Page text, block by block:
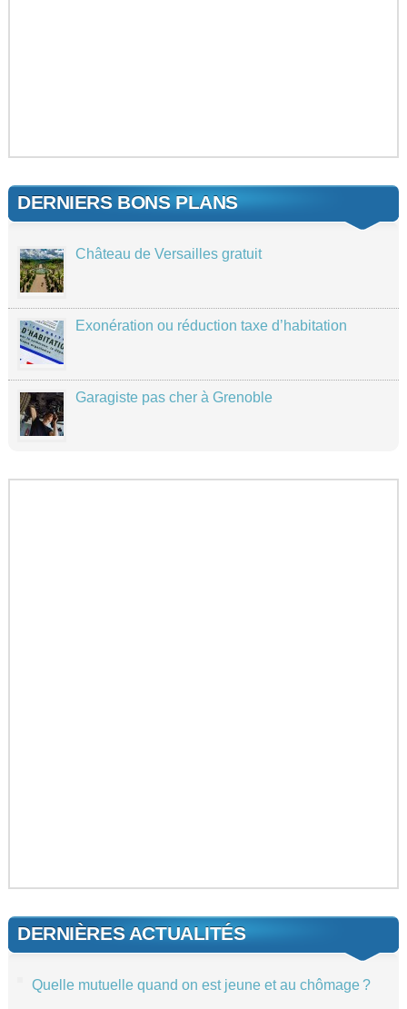
DERNIERS BONS PLANS
Château de Versailles gratuit
Exonération ou réduction taxe d’habitation
Garagiste pas cher à Grenoble
DERNIÈRES ACTUALITÉS
Quelle mutuelle quand on est jeune et au chômage ?